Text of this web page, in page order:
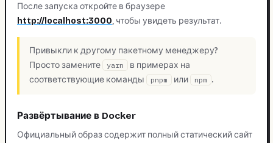
После запуска откройте в браузере
http://localhost:3000, чтобы увидеть результат.
Привыкли к другому пакетному менеджеру?
Просто замените
yarn
в примерах на
соответствующие команды
pnpm или npm .
Развёртывание в Docker
Официальный образ содержит полный статический сайт